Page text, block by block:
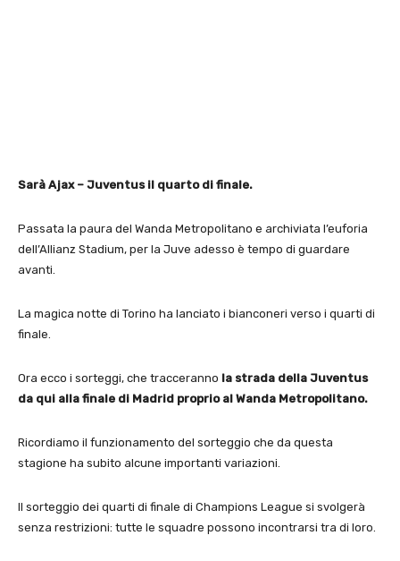
Sarà Ajax – Juventus il quarto di finale.
Passata la paura del Wanda Metropolitano e archiviata l’euforia
dell’Allianz Stadium, per la Juve adesso è tempo di guardare
avanti.
La magica notte di Torino ha lanciato i bianconeri verso i quarti di
finale.
Ora ecco i sorteggi, che tracceranno la strada della Juventus
da qui alla finale di Madrid proprio al Wanda Metropolitano.
Ricordiamo il funzionamento del sorteggio che da questa
stagione ha subito alcune importanti variazioni.
Il sorteggio dei quarti di finale di Champions League si svolgerà
senza restrizioni: tutte le squadre possono incontrarsi tra di loro.